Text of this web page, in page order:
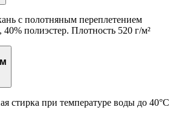
с полотняным переплетением
полиэстер. Плотность 520 г/м²
стирка при температуре воды до 40°C